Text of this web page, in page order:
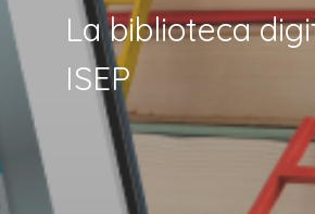
La biblioteca
ISEP